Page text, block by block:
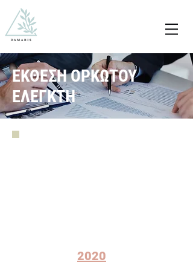
ΕΚΘΕΣΗ ΟΡΚΩΤΟΥ
ΕΛΕΓΚΤΗ
2020